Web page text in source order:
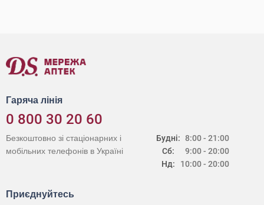
Гаряча лінія
0 800 30 20 60
Будні:
Сб:
Нд:
8:00 - 21:00
9:00 - 20:00
10:00 - 20:00
Безкоштовно зі стаціонарних і
мобільних телефонів в Україні
Приєднуйтесь